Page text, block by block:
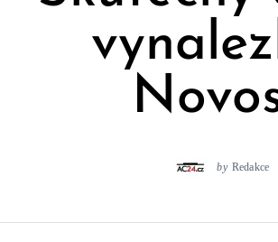
by Redakce